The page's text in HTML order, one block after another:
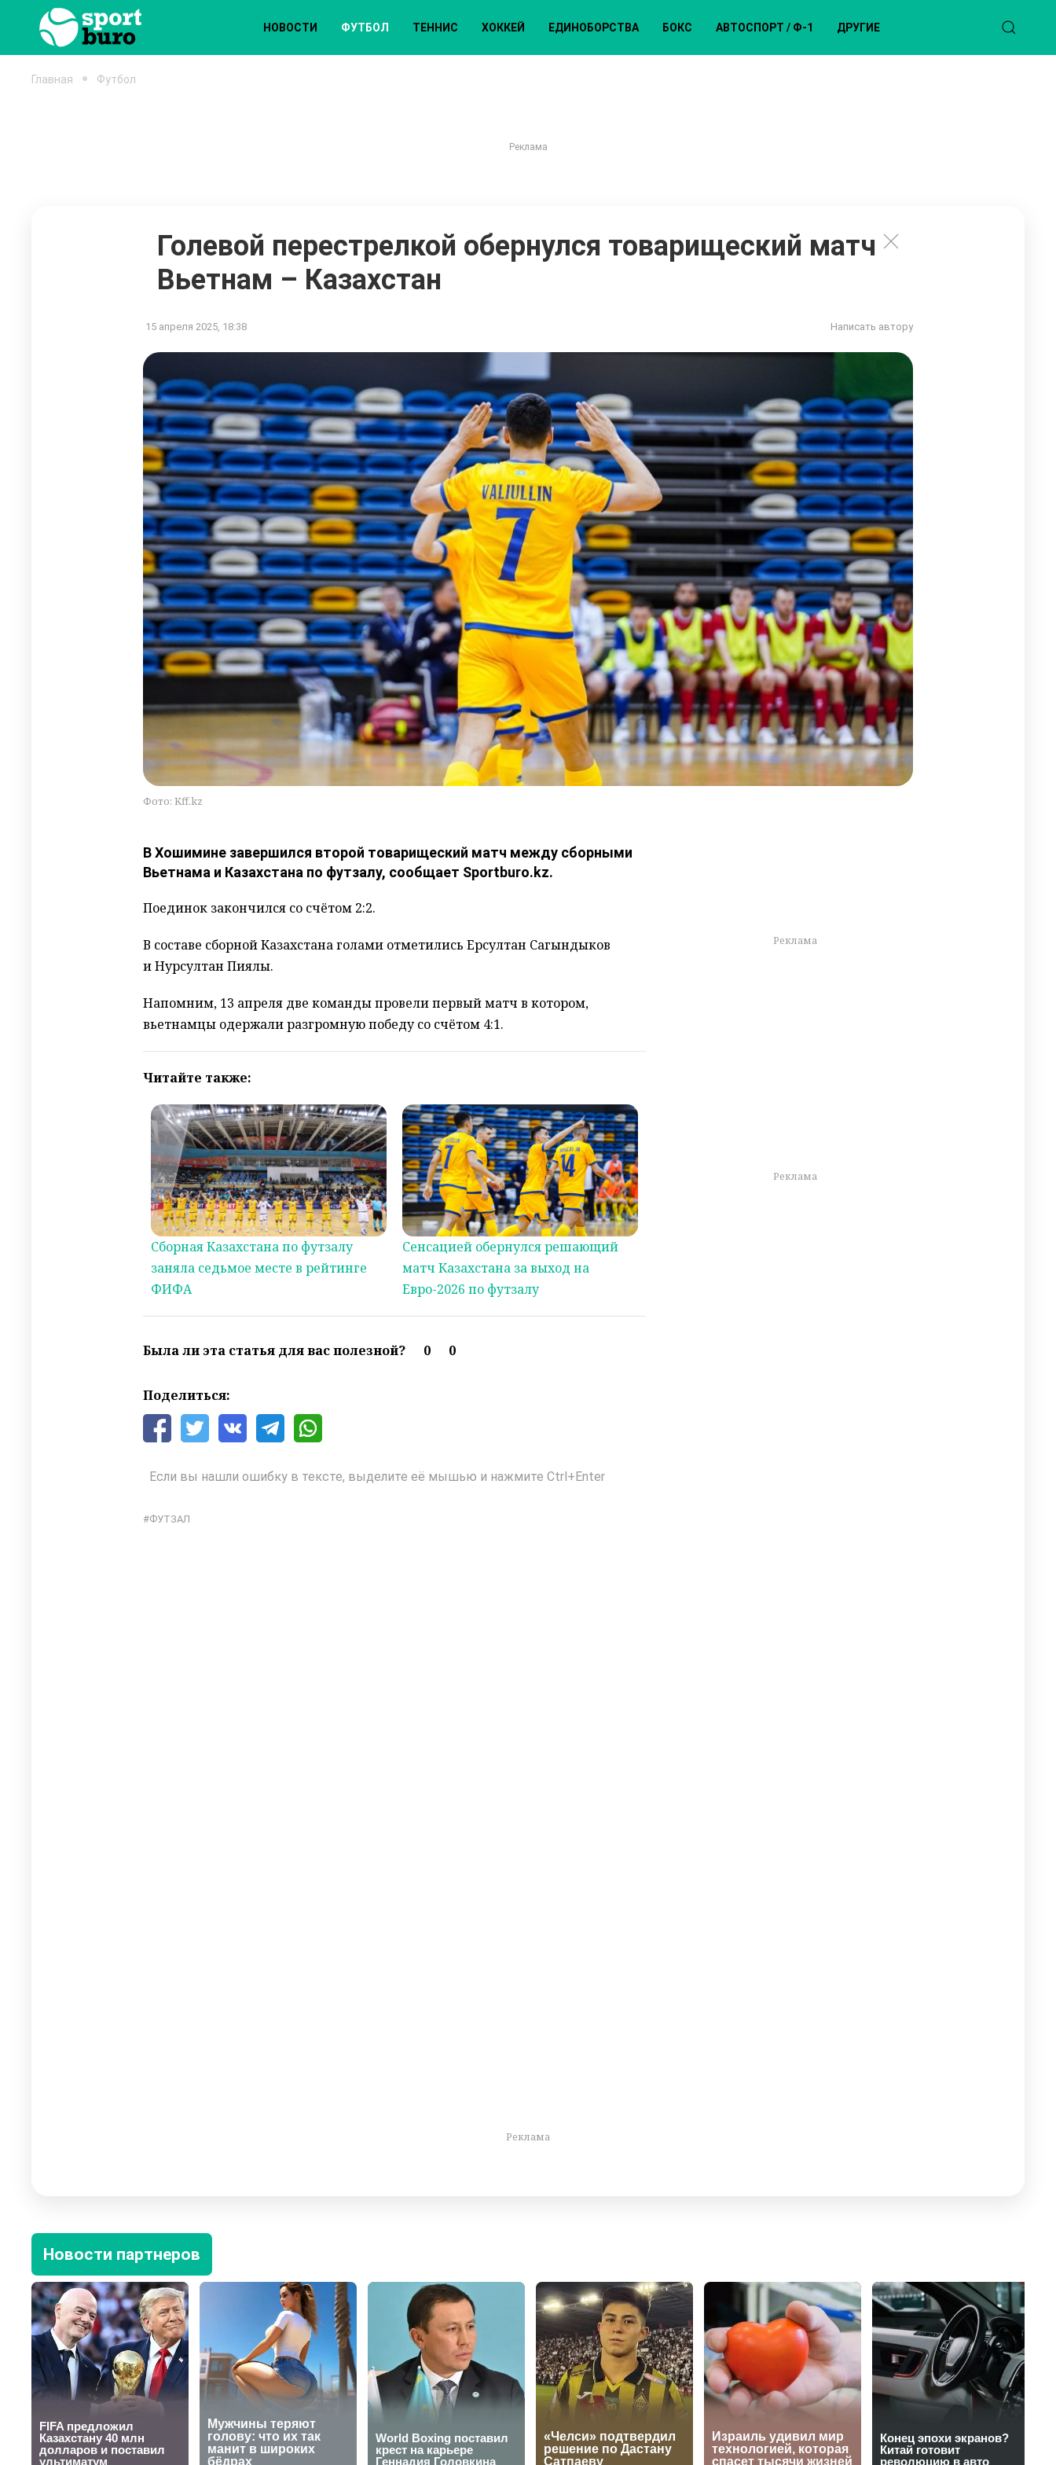
НОВОСТИ ФУТБОЛ ТЕННИС ХОККЕЙ ЕДИНОБОРСТВА БОКС АВТОСПОРТ / Ф-1 ДРУГИЕ
Главная Футбол
Голевой перестрелкой обернулся товарищеский матч
Вьетнам – Казахстан
15 апреля 2025, 18:38 Написать автору
Фото: Kff.kz
В Хошимине завершился второй товарищеский матч между сборными
Вьетнама и Казахстана по футзалу, сообщает Sportburo.kz.
Поединок закончился со счётом 2:2.
В составе сборной Казахстана голами отметились Ерсултан Сагындыков
и Нурсултан Пиялы.
Напомним, 13 апреля две команды провели первый матч в котором,
вьетнамцы одержали разгромную победу со счётом 4:1.
Читайте также:
Сборная Казахстана по футзалу
заняла седьмое месте в рейтинге
ФИФА
Сенсацией обернулся решающий
матч Казахстана за выход на
Евро-2026 по футзалу
Была ли эта статья для вас полезной? 0 0
Поделиться:
Если вы нашли ошибку в тексте, выделите её мышью и нажмите Ctrl+Enter
ФУТЗАЛ
Новости партнеров